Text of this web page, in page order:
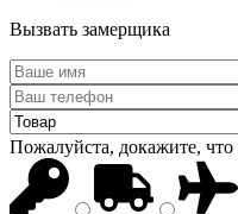
Вызвать замерщика
Пожалуйста, докажите,